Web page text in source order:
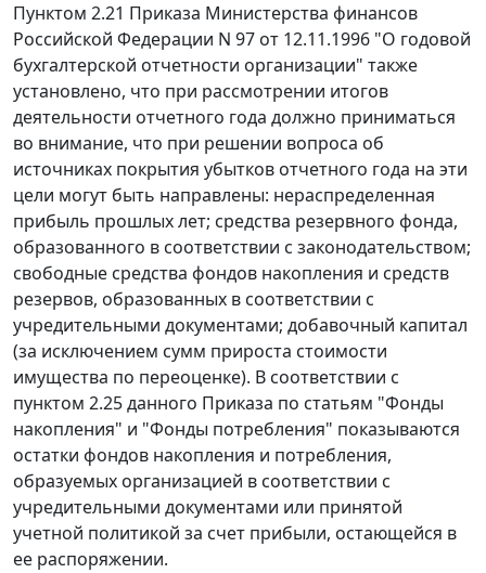
Пунктом 2.21 Приказа Министерства финансов
Российской Федерации N 97 от 12.11.1996 "О годовой
бухгалтерской отчетности организации" также
установлено, что при рассмотрении итогов
деятельности отчетного года должно приниматься
во внимание, что при решении вопроса об
источниках покрытия убытков отчетного года на эти
цели могут быть направлены: нераспределенная
прибыль прошлых лет; средства резервного фонда,
образованного в соответствии с законодательством;
свободные средства фондов накопления и средств
резервов, образованных в соответствии с
учредительными документами; добавочный капитал
(за исключением сумм прироста стоимости
имущества по переоценке). В соответствии с
пунктом 2.25данного Приказа по статьям "Фонды
накопления" и "Фонды потребления" показываются
остатки фондов накопления и потребления,
образуемых организацией в соответствии с
учредительными документами или принятой
учетной политикой за счет прибыли, остающейся в
ее распоряжении.